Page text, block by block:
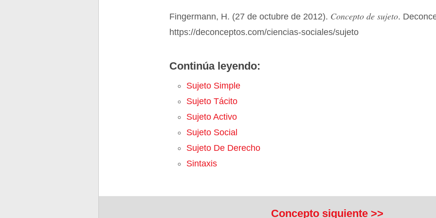
Fingermann, H. (27 de octubre de 2012). Concepto de sujeto.
https://deconceptos.com/ciencias-sociales/sujeto
Continúa leyendo:
Sujeto Simple
Sujeto Tácito
Sujeto Activo
Sujeto Social
Sujeto De Derecho
Sintaxis
Concepto siguiente >>